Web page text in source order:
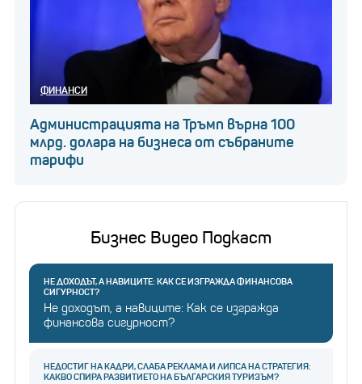
ФИНАНСИ
Администрацията на Тръмп върна 100
млрд. долара на бизнеса от събраните
тарифи
Бизнес Видео Подкаст
НЕ ДОХОДЪТ, А НАВИЦИТЕ: КАК СЕ ИЗГРАЖДА ФИНАНСОВА
СИГУРНОСТ?
Не доходът, а навиците: Как се изгражда
финансова сигурност?
НЕДОСТИГ НА КАДРИ, СЛАБА РЕКЛАМА И ЛИПСА НА СТРАТЕГИЯ:
КАКВО СПИРА РАЗВИТИЕТО НА БЪЛГАРСКИЯ ТУРИЗЪМ?